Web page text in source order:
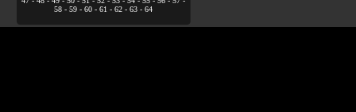
58 - 59 - 60 - 61 - 62 - 63 - 64